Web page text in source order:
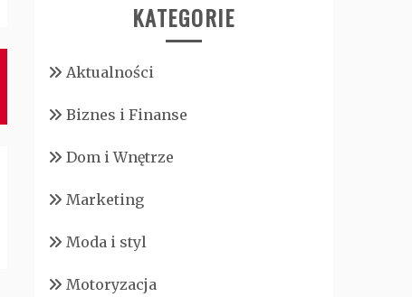
KATEGORIE
Aktualności
Biznes i Finanse
Dom i Wnętrze
Marketing
Moda i styl
Motoryzacja